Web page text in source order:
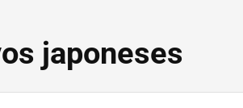
japoneses